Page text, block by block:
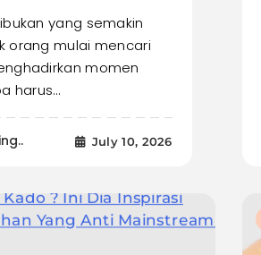
yang semakin
orang mulai mencari
momen
harus…
July 10, 2026